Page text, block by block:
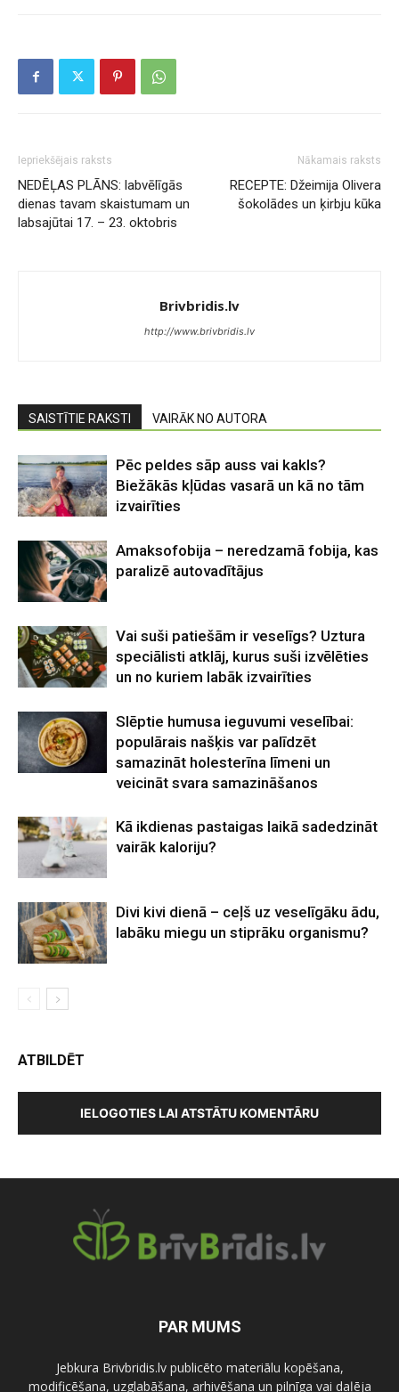
Iepriekšējais raksts
NEDĒĻAS PLĀNS: labvēlīgās
dienas tavam skaistumam un
labsajūtai 17. – 23. oktobris
Nākamais raksts
RECEPTE: Džeimija Olivera
šokolādes un ķirbju kūka
Brivbridis.lv
http://www.brivbridis.lv
SAISTĪTIE RAKSTI VAIRĀK NO AUTORA
Pēc peldes sāp auss vai kakls?
Biežākās kļūdas vasarā un kā no tām
izvairīties
Amaksofobija – neredzamā fobija, kas
paralizē autovadītājus
Vai suši patiešām ir veselīgs? Uztura
speciālisti atklāj, kurus suši izvēlēties
un no kuriem labāk izvairīties
Slēptie humusa ieguvumi veselībai:
populārais našķis var palīdzēt
samazināt holesterīna līmeni un
veicināt svara samazināšanos
Kā ikdienas pastaigas laikā sadedzināt
vairāk kaloriju?
Divi kivi dienā – ceļš uz veselīgāku ādu,
labāku miegu un stiprāku organismu?
ATBILDĒT
IELOGOTIES LAI ATSTĀTU KOMENTĀRU
PAR MUMS
Jebkura Brivbridis.lv publicēto materiālu kopēšana,
modificēšana, uzglabāšana, arhivēšana un pilnīga vai daļēja